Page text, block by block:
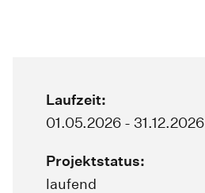
Laufzeit:
01.05.2026 - 31.12.2026
Projektstatus:
laufend